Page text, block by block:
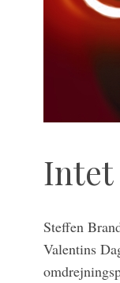
Intet
Steffen
Valentins